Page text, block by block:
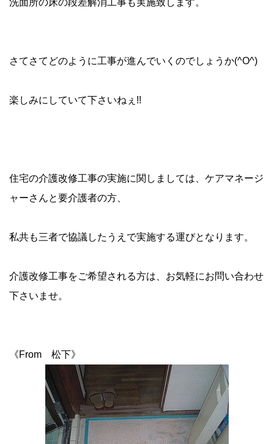
洗面所の床の段差解消工事も実施致します。
さてさてどのように工事が進んでいくのでしょうか(^O^)
楽しみにしていて下さいねぇ!!
住宅の介護改修工事の実施に関しましては、ケアマネージ
ャーさんと要介護者の方、
私共も三者で協議したうえで実施する運びとなります。
介護改修工事をご希望される方は、お気軽にお問い合わせ
下さいませ。
《From 松下》